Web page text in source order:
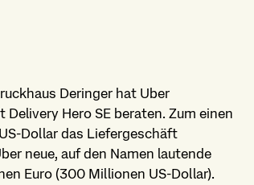
Deringer hat Uber
Hero SE beraten. Zum einen
Dollar das Liefergeschäft
neue, auf den Namen lautende
Euro (300 Millionen US-Dollar).